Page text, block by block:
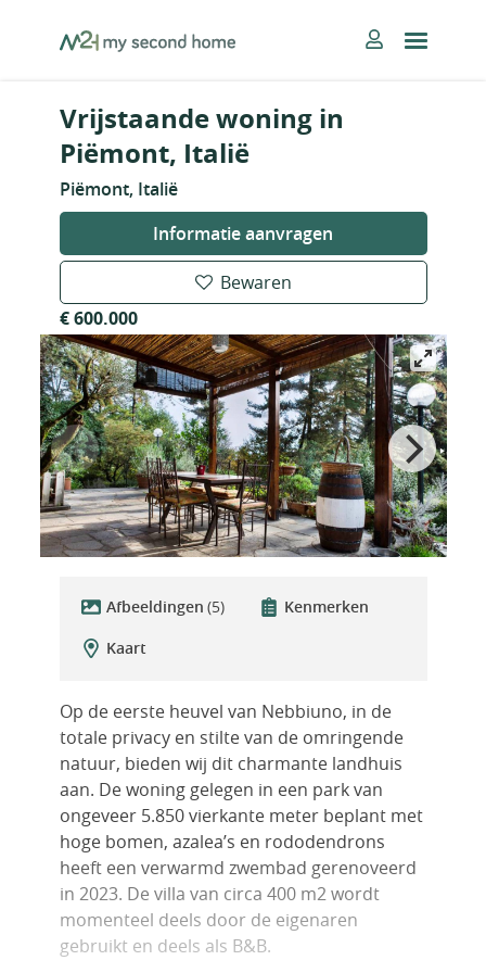
MySecondHome
Vrijstaande woning in
Piëmont, Italië
Piëmont, Italië
Informatie aanvragen
Bewaren
€ 600.000
Afbeeldingen (5)
Kenmerken
Kaart
Op de eerste heuvel van Nebbiuno, in de
totale privacy en stilte van de omringende
natuur, bieden wij dit charmante landhuis
aan. De woning gelegen in een park van
ongeveer 5.850 vierkante meter beplant met
hoge bomen, azalea’s en rododendrons
heeft een verwarmd zwembad gerenoveerd
in 2023. De villa van circa 400 m2 wordt
momenteel deels door de eigenaren
gebruikt en deels als B&B.